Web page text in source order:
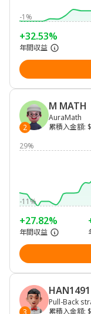
-1%
+32.53%
年間収益
2
M MATH
AuraMath
累積入金額:
29%
-11%
+27.82%
年間収益
3
HAN1491
Pull-Back
累積入金額: